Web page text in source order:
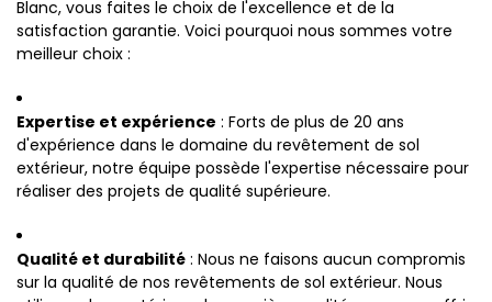
Blanc, vous faites le choix de l'excellence et de la
satisfaction garantie. Voici pourquoi nous sommes votre
meilleur choix :
Expertise et expérience : Forts de plus de 20 ans
d'expérience dans le domaine du revêtement de sol
extérieur, notre équipe possède l'expertise nécessaire pour
réaliser des projets de qualité supérieure.
Qualité et durabilité : Nous ne faisons aucun compromis
sur la qualité de nos revêtements de sol extérieur. Nous